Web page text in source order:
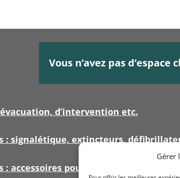
Gérer
Vous n’avez pas
d’intervention etc.
: signalétique, extincteurs,
: accessoires pour signalétique